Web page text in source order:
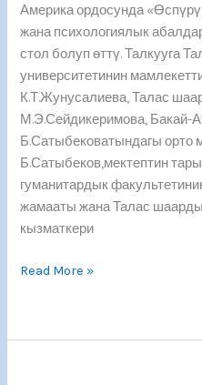
Америка ордосунда
жана психологиялык
стол болуп өттү. Талкууга
университетинин
К.Т.Жунусалиева, Талас
М.Э.Сейдикеримова, Бакай-
Б.Сатыбековатындагы орто
Б.Сатыбеков,мектептин
гуманитардык
жамааты жана Талас
кызматкери
Read More »